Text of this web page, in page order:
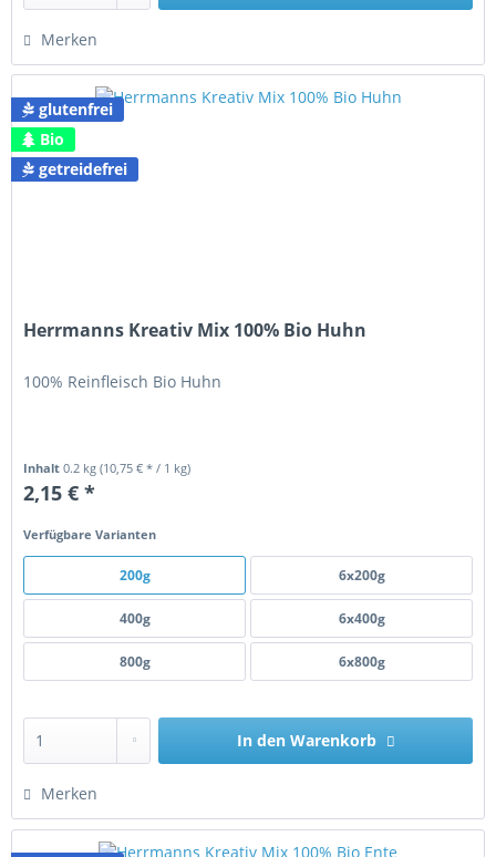
Merken
glutenfrei
Bio
getreidefrei
Herrmanns Kreativ Mix 100% Bio Huhn
100% Reinfleisch Bio Huhn
Inhalt0.2 kg(10,75 € * / 1 kg)
2,15 € *
Verfügbare Varianten
200g 6x200g
400g 6x400g
800g 6x800g
In den Warenkorb
Merken